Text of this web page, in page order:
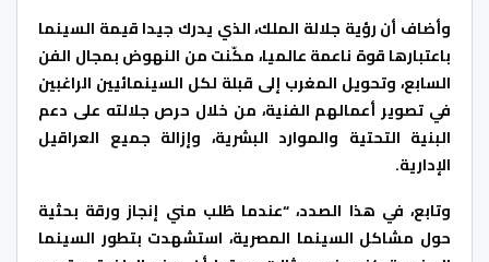
وأضاف أن رؤية جلالة الملك، الذي يدرك جيدا قيمة السينما
باعتبارها قوة ناعمة عالميا، مكّنت من النهوض بمجال الفن
السابع، وتحويل المغرب إلى قبلة لكل السينمائيين الراغبين
في تصوير أعمالهم الفنية، من خلال حرص جلالته على دعم
البنية التحتية والموارد البشرية، وإزالة جميع العراقيل
الإدارية.
وتابع، في هذا الصدد، “عندما طُلب مني إنجاز ورقة بحثية
حول مشاكل السينما المصرية، استشهدت بتطور السينما